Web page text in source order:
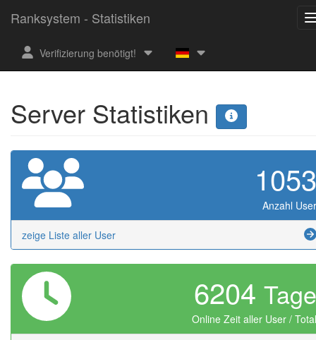
Ranksystem - Statistiken
Verifizierung benötigt!
Server Statistiken
1053
Anzahl User
zeige Liste aller User
6204 Tage
Online Zeit aller User / Total